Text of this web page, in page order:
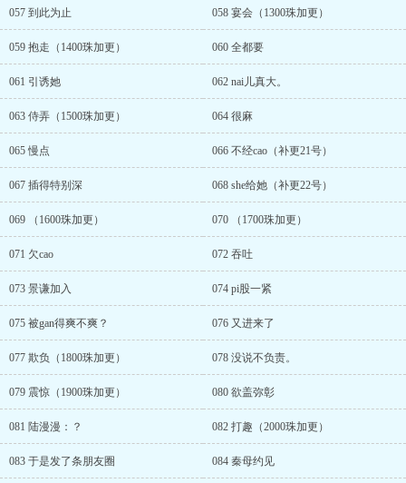
057 到此为止 058 宴会（1300珠加更）
059 抱走（1400珠加更） 060 全都要
061 引诱她 062 nai儿真大。
063 侍弄（1500珠加更） 064 很麻
065 慢点 066 不经cao（补更21号）
067 插得特别深 068 she给她（补更22号）
069 （1600珠加更） 070 （1700珠加更）
071 欠cao 072 吞吐
073 景谦加入 074 pi股一紧
075 被gan得爽不爽？ 076 又进来了
077 欺负（1800珠加更） 078 没说不负责。
079 震惊（1900珠加更） 080 欲盖弥彰
081 陆漫漫：？ 082 打趣（2000珠加更）
083 于是发了条朋友圈 084 秦母约见